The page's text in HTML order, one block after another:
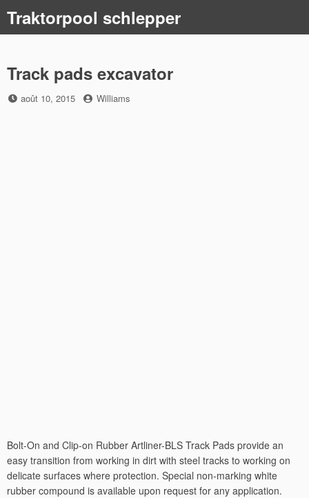
content
Traktorpool schlepper
Track pads excavator
Posted
août 10, 2015 by
Williams
Bolt-On and Clip-on Rubber Artliner-BLS Track Pads provide an
easy transition from working in dirt with steel tracks to working on
delicate surfaces where protection. Special non-marking white
rubber compound is available upon request for any application.